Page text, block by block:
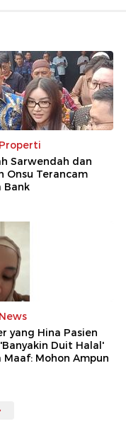
Sarwendah dan
Onsu Terancam
Bank
yang Hina Pasien
'Banyakin Duit Halal'
Maaf: Mohon Ampun